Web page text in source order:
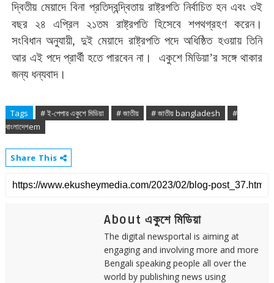
দ্বিতীয় মেয়াদে বিনা প্রতিদ্বন্দ্বিতায় রাষ্ট্রপতি নির্বাচিত হন এবং ওই
বছর
২৪ এপ্রিল ২১তম রাষ্ট্রপতি হিসেবে শপথগ্রহণ করেন।
সংবিধান অনুযায়ী, দুই মেয়াদে রাষ্ট্রপতি পদে অধিষ্ঠিত হওয়ায় তিনি
আর এই পদে প্রার্থী হতে পারবেন না।
একুশে মিডিয়া’র সঙ্গে থাকার
জন্য ধন্যবাদ।
Tags # ই-পেপার একুশে মিডিয়া # জাতীয় # জাতীয় bangladesh
#
বাংলাদেশem
Share This
About একুশে মিডিয়া
The digital newsportal is aiming at
engaging and involving more and more
Bengali speaking people all over the
world by publishing news using